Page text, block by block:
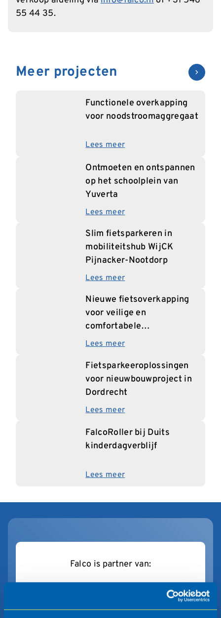
55 44 35.
Meer projecten
Functionele overkapping
voor noodstroomaggregaat
Lees meer
Ontmoeten en ontspannen
op het schoolplein van
Yuverta
Lees meer
Slim fietsparkeren in
mobiliteitshub WijCK
Pijnacker-Nootdorp
Lees meer
Nieuwe fietsoverkapping
voor veilige en
comfortabele
fietsparkeerplaatsen in
Lees meer
Fietsparkeeroplossingen
voor nieuwbouwproject in
Dordrecht
Lees meer
FalcoRoller bij Duits
kinderdagverblijf
Lees meer
Falco is partner van: